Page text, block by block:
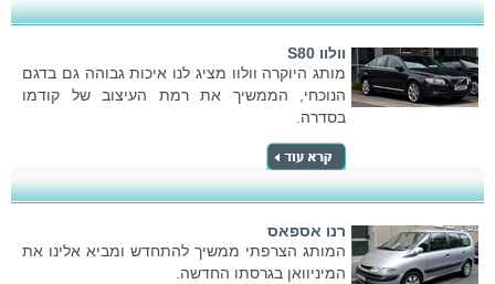
וולוו S80
מותג היוקרה וולוו מציג לנו איכות גבוהה גם בדגם
הנוכחי, הממשיך את רמת העיצוב של קודמו
בסדרה.
רנו אספאס
המותג הצרפתי ממשיך להתחדש ומביא אלינו את
המיניוואן בגרסתו החדשה.